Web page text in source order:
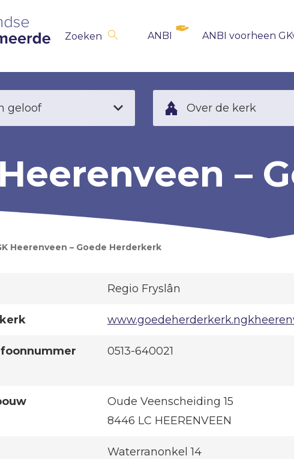
geloof Over de kerk
Zoeken ANBI ANBI voorheen
–
Heerenveen – Goede Herderkerk
Regio Fryslân
0513-640021
Oude Veenscheiding 15
8446 LC HEERENVEEN
Waterranonkel 14